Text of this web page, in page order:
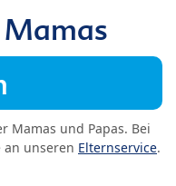
Mamas und Papas. Bei
unseren Elternservice.